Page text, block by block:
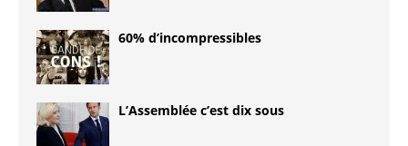
60% d’incompressibles
L’Assemblée c’est dix sous